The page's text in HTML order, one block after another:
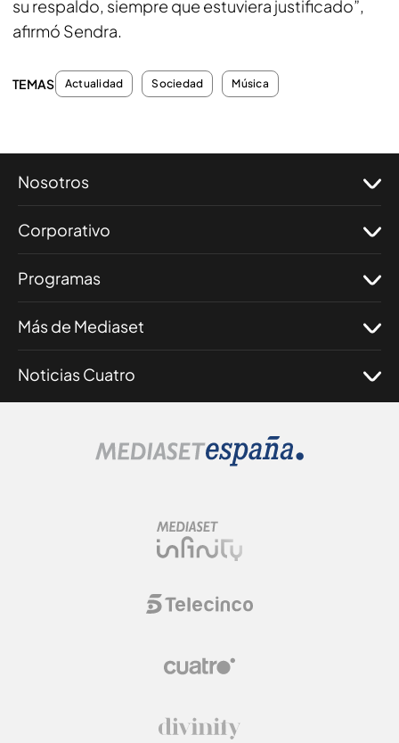
su respaldo, siempre que estuviera justificado”,
afirmó Sendra.
TEMAS Actualidad Sociedad Música
Nosotros
Corporativo
Programas
Más de Mediaset
Noticias Cuatro